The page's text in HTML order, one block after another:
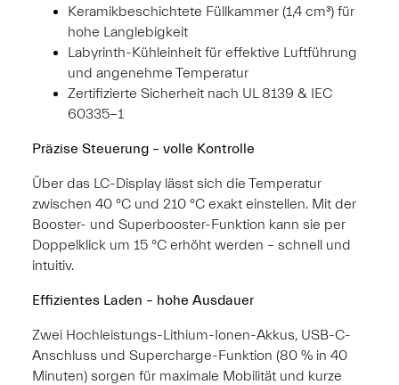
Keramikbeschichtete Füllkammer (1,4 cm³) für
hohe Langlebigkeit
Labyrinth-Kühleinheit für effektive Luftführung
und angenehme Temperatur
Zertifizierte Sicherheit nach UL 8139 & IEC
60335-1
Präzise Steuerung – volle Kontrolle
Über das LC-Display lässt sich die Temperatur
zwischen 40 °C und 210 °C exakt einstellen. Mit der
Booster- und Superbooster-Funktion kann sie per
Doppelklick um 15 °C erhöht werden – schnell und
intuitiv.
Effizientes Laden – hohe Ausdauer
Zwei Hochleistungs-Lithium-Ionen-Akkus, USB-C-
Anschluss und Supercharge-Funktion (80 % in 40
Minuten) sorgen für maximale Mobilität und kurze